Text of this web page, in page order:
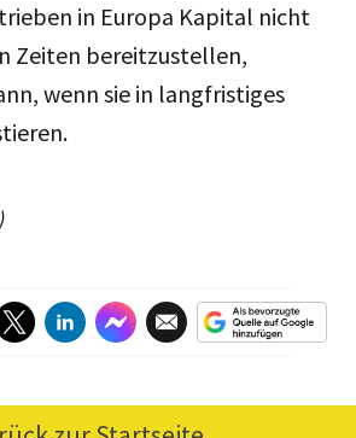
in Europa Kapital nicht
Zeiten bereitzustellen,
wenn sie in langfristiges